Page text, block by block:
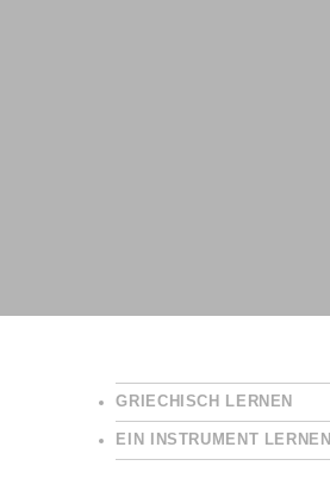
GRIECHISCH LERNEN
EIN INSTRUMENT LERNEN